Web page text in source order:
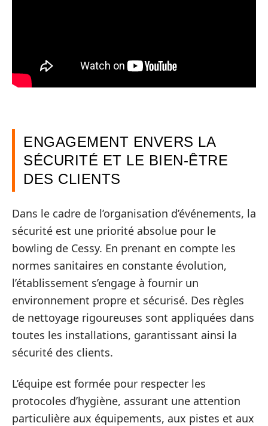
ENGAGEMENT ENVERS LA
SÉCURITÉ ET LE BIEN-ÊTRE
DES CLIENTS
Dans le cadre de l’organisation d’événements, la
sécurité est une priorité absolue pour le
bowling de Cessy. En prenant en compte les
normes sanitaires en constante évolution,
l’établissement s’engage à fournir un
environnement propre et sécurisé. Des règles
de nettoyage rigoureuses sont appliquées dans
toutes les installations, garantissant ainsi la
sécurité des clients.
L’équipe est formée pour respecter les
protocoles d’hygiène, assurant une attention
particulière aux équipements, aux pistes et aux